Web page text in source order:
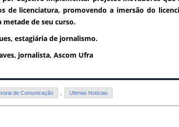
de licenciatura, promovendo a imersão do
metade de seu curso.
estagiária de jornalismo.
jornalista, Ascom Ufra
de Comunicação Ultimas Notícias